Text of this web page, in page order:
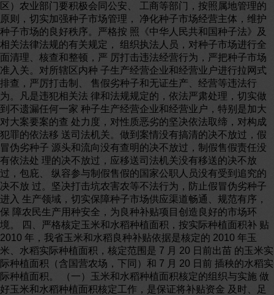
区）农业部门要积极会同公安、 工商等部门，按照属地管理的
原则，切实加强种子市场管理， 净化种子市场经营主体，维护
种子市场的良好秩序。严格按 照《中华人民共和国种子法》及
相关法律法规的有关规定， 组织执法人员，对种子市场进行全
面清理、核查和整顿，严 厉打击违法经营行为，严把种子市场
准入关。对所辖区内种 子生产经营企业和经营业户进行拉网式
排查，严厉打击制、 售假劣种子和无证生产、经营等违法行
为。凡是违犯相关法 律和法规规定的，依法严肃处理，切实做
到不遗漏任何一家 种子生产经营企业和经营业户，特别是加大
对大案要案的查 处力度，对性质恶劣的坚决依法取缔，对构成
犯罪的依法移 送司法机关。做到案情没有搞清的决不放过，假
冒伪劣种子 源头和流向没有查明的决不放过，制假售假责任没
有依法处 理的决不放过，应移送司法机关没有移送的决不放
过，包庇、 纵容参与制假售假的国家公职人员没有受到追究的
决不放 过。坚决打击坑农害农等不法行为，防止假冒伪劣种子
进入 生产领域，切实保障种子市场供应渠道畅通、规范有序，
保 障农民生产用种安全，为良种补贴项目创造良好的市场环
境。 四、严格核定玉米和水稻种植面积，按实际种植面积补 贴
2010 年，我省玉米和水稻良种补贴依据是核定的 2010 年玉
米、水稻实际种植面积，核定范围是 7 月 20 日前出苗 的玉米实
际种植面积（含国营农场，下同）和 7 月 20 日前 插秧的水稻实
际种植面积。 （一）玉米和水稻种植面积核定的组织与实施 做
好玉米和水稻种植面积核定工作，是保证将补贴资金 及时、足